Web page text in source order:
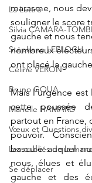
La Lettre
Silvia CAMARA-
Stéphane LEFLOCH
Céline VERON
Bruno GOUA
Marielle HAMARD
Vœux et Questions
Les oubliés de la
Se déplacer
marasme, nous
souligner le score
gauche et nous
nombreux
ont placé la
Mais l’urgence
cette poussée
partout en France,
pouvoir.
bascule auquel
nous, élues et
gauche et des